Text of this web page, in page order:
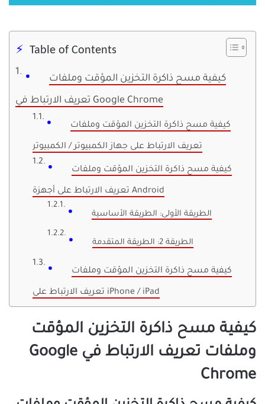
Table of Contents
كيفية مسح ذاكرة التخزين المؤقت وملفات
تعريف الارتباط في Google Chrome
كيفية مسح ذاكرة التخزين المؤقت وملفات
تعريف الارتباط على جهاز الكمبيوتر / الكمبيوتر
كيفية مسح ذاكرة التخزين المؤقت وملفات
تعريف الارتباط على أجهزة Android
الطريقة الأولى: الطريقة الأساسية
الطريقة 2: الطريقة المتقدمة
كيفية مسح ذاكرة التخزين المؤقت وملفات
تعريف الارتباط على iPhone / iPad
كيفية مسح ذاكرة التخزين المؤقت
وملفات تعريف الارتباط في Google
Chrome